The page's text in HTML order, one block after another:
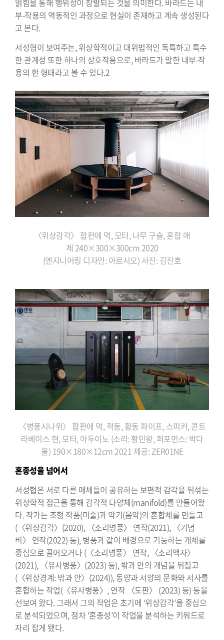
얽힘을 통해 행위성이 창발되는 것을 의미한다. 바라드는 내
부-작용의 역동적인 과정으로 현실이 존재하고 계속 생성된다
고 본다.
서성협이 보여주는, 위상학적이고 대위법적인 독특하고 특수
한 관계성 또한 하나의 상호작용으로, 바라드가 말한 내부-작
용의 한 형태라고 볼 수 있다.2
〈위상감각〉 합판에 먹, 모터, 나무 구슬, 혼합 매
체 240×300×300cm 2020
(엔지니어링 디자인: 아르시오) 사진: 김진호
〈병풍시나위〉 합판에 먹, 적동, 황동 파이프, 스피커, 콘트
라베이스 현, 모터, 아두이노 (소리: 황민왕, 퍼포먼스: 박다
울) 190×180×12cm 2021 제공: ZER01NE
혼종성을 넘어서
서성협은 서로 다른 매체들이 공유하는 보편적 감각을 뒤섞는
위상학적 접근을 통해 감각적 다양체(manifold)를 만들어왔
다. 작가는 조형 작품(미술)과 악기(음악)의 혼합체를 만들고
(〈위상감각〉(2020), 〈소리병풍〉 연작(2021), 〈기념
비〉 연작(2022) 등), 병풍과 같이 배경으로 기능하는 개체를
중심으로 끌어오거나 (〈소리병풍〉 연작, 〈소리액자〉
(2021), 〈유사병풍〉(2023) 등), 밖과 안의 개념을 뒤집고
(〈위상경계: 밖과 안〉(2024)), 동양과 서양의 문화와 서사를
혼합하는 작업(〈유사병풍〉, 연작 〈도판〉 (2023) 등) 등을
선보여 왔다. 그래서 그의 작업은 초기에 ‘위상감각’을 중심으
로 분석되었으며, 점차 ‘혼종성’이 작업을 분석하는 키워드로
자리 잡게 됐다.